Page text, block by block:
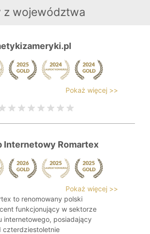
z województwa
Pokaż więcej >>
Internetowy Romartex
Pokaż więcej >>
to renomowany polski
funkcjonujący w sektorze
internetowego, posiadający
czterdziestoletnie